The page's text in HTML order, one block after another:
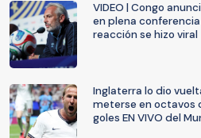
VIDEO | Congo
en plena
reacción se hizo viral
Inglaterra lo dio
meterse en octavos
goles EN VIVO del